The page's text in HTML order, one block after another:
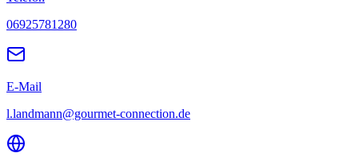
06925781280
E-Mail
l.landmann@gourmet-connection.de